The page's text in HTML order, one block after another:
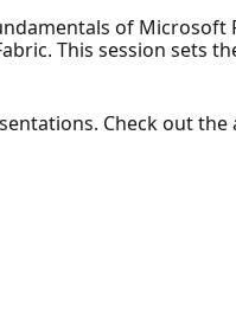
of Microsoft
This session sets
Check out the